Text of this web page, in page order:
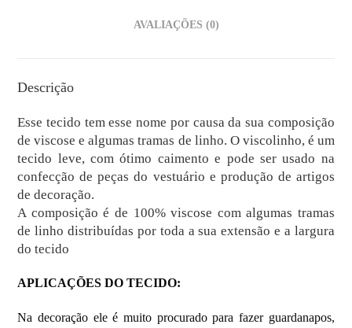
AVALIAÇÕES (0)
Descrição
Esse tecido tem esse nome por causa da sua composição
de viscose e algumas tramas de linho. O viscolinho, é um
tecido leve, com ótimo caimento e pode ser usado na
confecção de peças do vestuário e produção de artigos
de decoração.
A composição é de 100% viscose com algumas tramas
de linho distribuídas por toda a sua extensão e a largura
do tecido
APLICAÇÕES DO TECIDO:
Na decoração ele é muito procurado para fazer guardanapos,